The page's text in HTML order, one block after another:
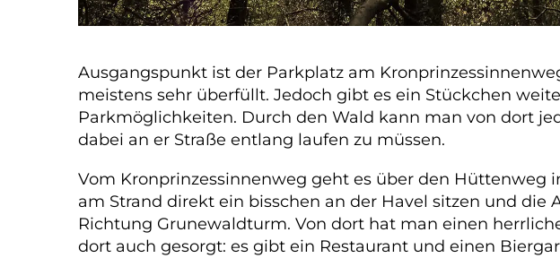
Ausgangspunkt ist der Parkplatz am
meistens sehr überfüllt. Jedoch gibt es ein Stückchen
Parkmöglichkeiten. Durch den Wald kann man von dort
dabei an er Straße entlang laufen zu müssen.
Vom Kronprinzessinnenweg geht es über den
am Strand direkt ein bisschen an der Havel sitzen und die
Richtung Grunewaldturm. Von dort hat man einen
dort auch gesorgt: es gibt ein Restaurant und einen